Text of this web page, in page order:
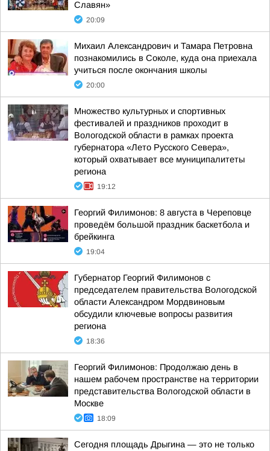
Славян»
20:09
Михаил Александрович и Тамара Петровна
познакомились в Соколе, куда она приехала
учиться после окончания школы
20:00
Множество культурных и спортивных
фестивалей и праздников проходит в
Вологодской области в рамках проекта
губернатора «Лето Русского Севера»,
который охватывает все муниципалитеты
региона
19:12
Георгий Филимонов: 8 августа в Череповце
проведём большой праздник баскетбола и
брейкинга
19:04
Губернатор Георгий Филимонов с
председателем правительства Вологодской
области Александром Мордвиновым
обсудили ключевые вопросы развития
региона
18:36
Георгий Филимонов: Продолжаю день в
нашем рабочем пространстве на территории
представительства Вологодской области в
Москве
18:09
Сегодня площадь Дрыгина — это не только